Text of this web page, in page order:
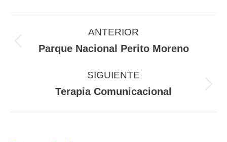
proyectos
ANTERIOR
Proyecto
Parque Nacional Perito Moreno
SIGUIENTE
Proyecto
Terapia Comunicacional